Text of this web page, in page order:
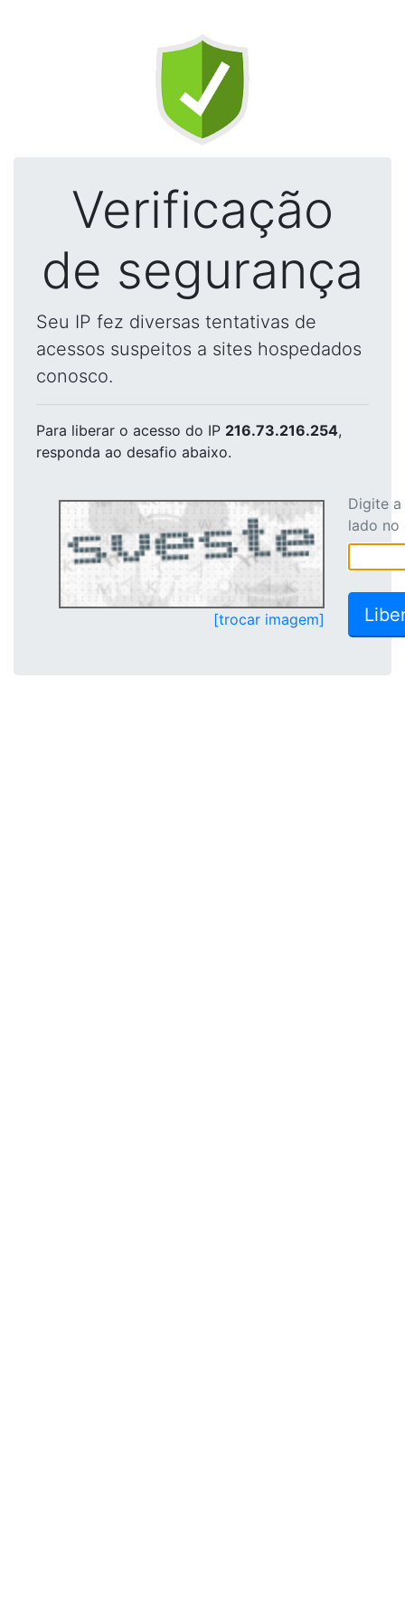
Verificação
de segurança
Seu IP fez diversas tentativas de
acessos suspeitos a sites hospedados
conosco.
Para liberar o acesso do IP 216.73.216.254,
responda ao desafio abaixo.
[trocar imagem]
Digite
lado no